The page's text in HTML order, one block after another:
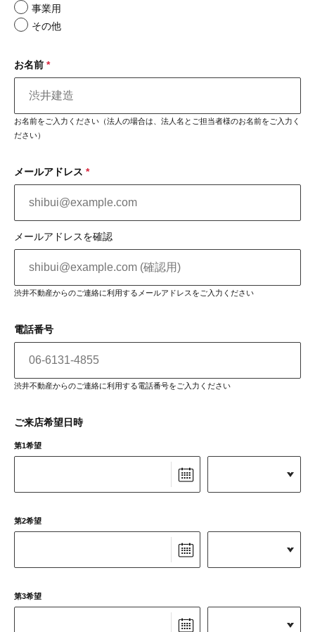
事業用
その他
お名前 *
お名前をご入力ください（法人の場合は、法人名とご担当者様のお名前をご入力く
ださい）
メールアドレス *
渋井不動産からのご連絡に利用するメールアドレスをご入力ください
電話番号
渋井不動産からのご連絡に利用する電話番号をご入力ください
ご来店希望日時
第1希望
第2希望
第3希望